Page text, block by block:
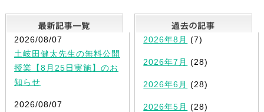
最新記事一覧
2026/08/07
土岐田健太先生の無料公開
授業【8月25日実施】のお
知らせ
2026/08/07
2026年8月 (7)
2026年7月 (28)
2026年6月 (28)
2026年5月 (28)